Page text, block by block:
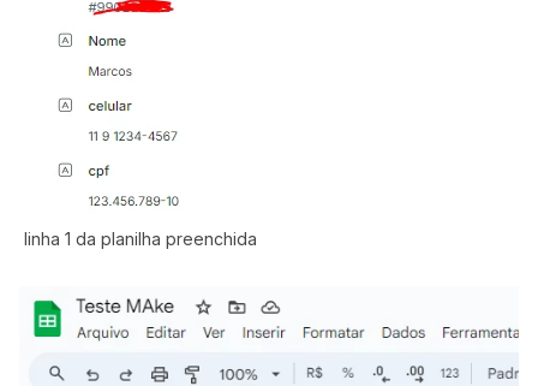
linha 1 da planilha preenchida